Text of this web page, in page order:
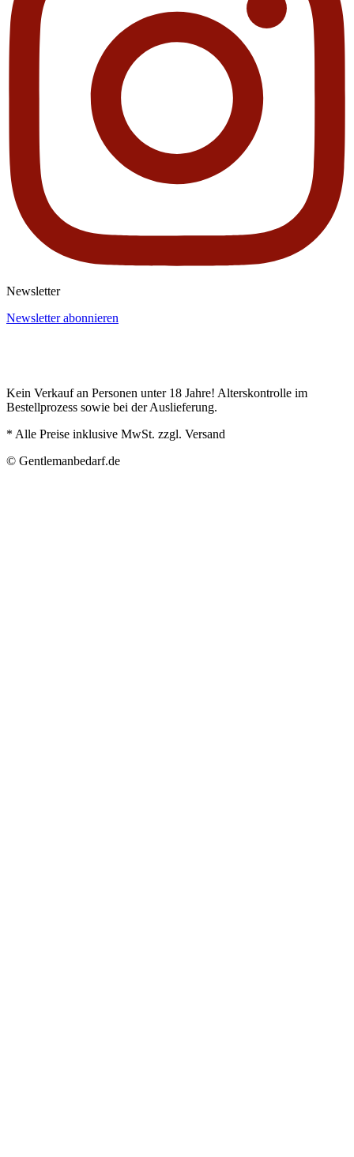
Newsletter
Newsletter abonnieren
Kein Verkauf an Personen unter 18 Jahre! Alterskontrolle im
Bestellprozess sowie bei der Auslieferung.
* Alle Preise inklusive MwSt. zzgl. Versand
© Gentlemanbedarf.de